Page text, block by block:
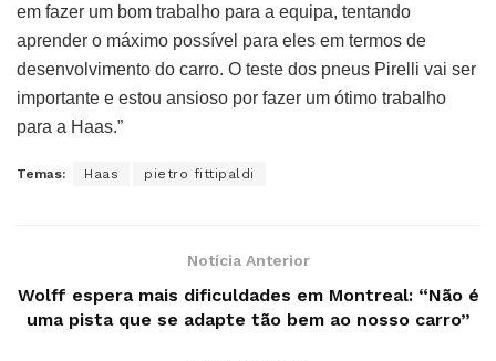
em fazer um bom trabalho para a equipa, tentando
aprender o máximo possível para eles em termos de
desenvolvimento do carro. O teste dos pneus Pirelli vai ser
importante e estou ansioso por fazer um ótimo trabalho
para a Haas.”
Temas: Haas pietro fittipaldi
Notícia Anterior
Wolff espera mais dificuldades em Montreal: “Não é
uma pista que se adapte tão bem ao nosso carro”